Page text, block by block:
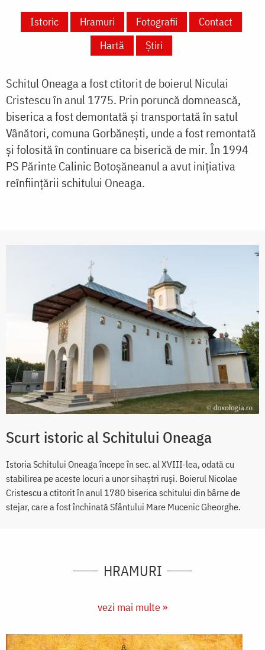
Istoric Hramuri Fotografii
Contact
Hartă
Știri
Schitul Oneaga a fost ctitorit de boierul Niculai
Cristescu în anul 1775. Prin poruncă domnească,
biserica a fost demontată și transportată în satul
Vânători, comuna Gorbăneşti, unde a fost remontată
şi folosită în continuare ca biserică de mir. În 1994
PS Părinte Calinic Botoşăneanul a avut iniţiativa
reînfiinţării schitului Oneaga.
Scurt istoric al Schitului Oneaga
Istoria Schitului Oneaga începe în sec. al XVIII-lea, odată cu
stabilirea pe aceste locuri a unor sihaştri ruşi. Boierul Nicolae
Cristescu a ctitorit în anul 1780 biserica schitului din bârne de
stejar, care a fost închinată Sfântului Mare Mucenic Gheorghe.
HRAMURI
vezi mai multe »